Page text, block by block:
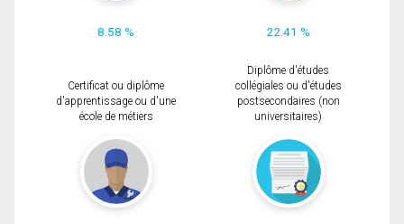
8.58 % 22.41 %
Certificat ou diplôme
d'apprentissage ou d'une
école de métiers
Diplôme d'études
collégiales ou d'études
postsecondaires (non
universitaires)